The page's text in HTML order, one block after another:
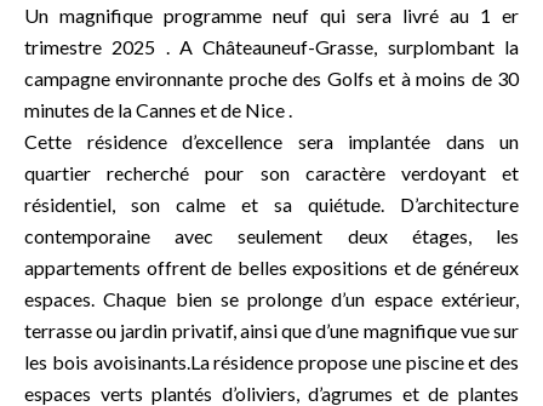
Un magnifique programme neuf qui sera livré au 1 er
trimestre 2025 . A Châteauneuf-Grasse, surplombant la
campagne environnante proche des Golfs et à moins de 30
minutes de la Cannes et de Nice .
Cette résidence d’excellence sera implantée dans un
quartier recherché pour son caractère verdoyant et
résidentiel, son calme et sa quiétude. D’architecture
contemporaine avec seulement deux étages, les
appartements offrent de belles expositions et de généreux
espaces. Chaque bien se prolonge d’un espace extérieur,
terrasse ou jardin privatif, ainsi que d’une magnifique vue sur
les bois avoisinants.La résidence propose une piscine et des
espaces verts plantés d’oliviers, d’agrumes et de plantes